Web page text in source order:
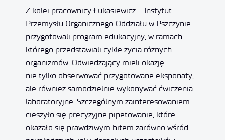
Z kolei pracownicy Łukasiewicz – Instytut
Przemysłu Organicznego Oddziału w Pszczynie
przygotowali program edukacyjny, w ramach
którego przedstawiali cykle życia różnych
organizmów. Odwiedzający mieli okazję
nie tylko obserwować przygotowane eksponaty,
ale również samodzielnie wykonywać ćwiczenia
laboratoryjne. Szczególnym zainteresowaniem
cieszyło się precyzyjne pipetowanie, które
okazało się prawdziwym hitem zarówno wśród